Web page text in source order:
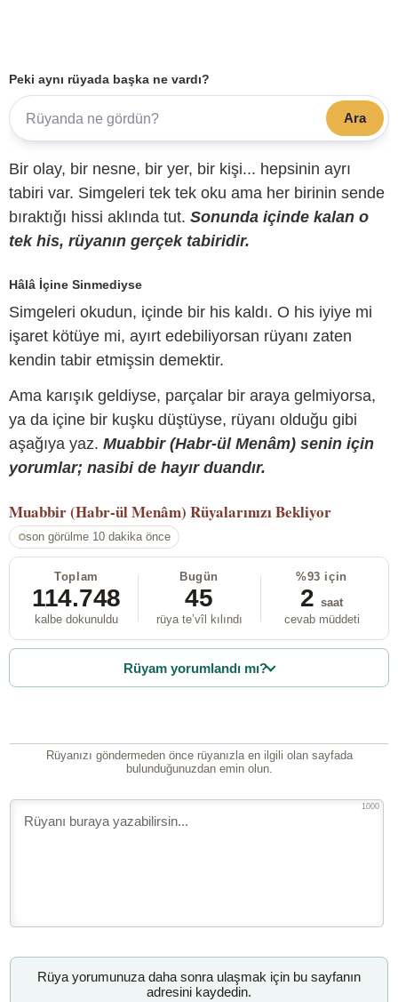
Peki aynı rüyada başka ne vardı?
Ara
Bir olay, bir nesne, bir yer, bir kişi... hepsinin ayrı
tabiri var. Simgeleri tek tek oku ama her birinin sende
bıraktığı hissi aklında tut. Sonunda içinde kalan o
tek his, rüyanın gerçek tabiridir.
Hâlâ İçine Sinmediyse
Simgeleri okudun, içinde bir his kaldı. O his iyiye mi
işaret kötüye mi, ayırt edebiliyorsan rüyanı zaten
kendin tabir etmişsin demektir.
Ama karışık geldiyse, parçalar bir araya gelmiyorsa,
ya da içine bir kuşku düştüyse, rüyanı olduğu gibi
aşağıya yaz. Muabbir (Habr-ül Menâm) senin için
yorumlar; nasibi de hayır duandır.
Muabbir (Habr-ül Menâm) Rüyalarınızı Bekliyor
son görülme 10 dakika önce
Toplam
114.748
kalbe dokunuldu
Bugün
45
rüya te’vîl kılındı
%93 için
2 saat
cevab müddeti
Rüyam yorumlandı mı?
Rüyanızı göndermeden önce rüyanızla en ilgili olan sayfada
bulunduğunuzdan emin olun.
1000
Rüya yorumunuza daha sonra ulaşmak için bu sayfanın
adresini kaydedin.